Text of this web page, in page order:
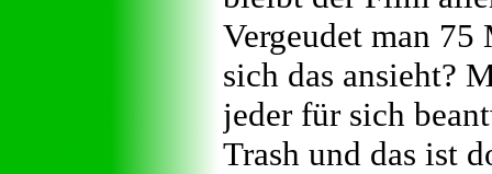
Vergeudet man
sich das ansieht?
jeder für sich
Trash und das ist